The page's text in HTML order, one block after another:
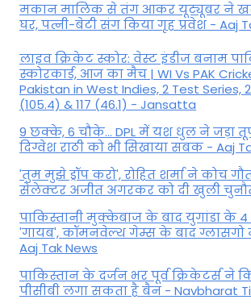
मकान मालिक से तंग आकर यूट्यूबर ने
घर, पत्नी-बेटी संग किया गृह प्रवेश - Aaj
लाइव क्रिकेट स्कोर: वेस्ट इंडीज बनाम
स्कोरकार्ड, आज का मैच | WI Vs PAK
Pakistan in West Indies, 2 Test Series,
(105.4) & 117 (46.1) - Jansatta
9 छक्के, 6 चौके... DPL में यश धुल ने जड़ा
द‍िग्वेश राठी को भी स‍िखाया सबक - Aaj
'तुम मुझे ड्रॉप करो', रोहित शर्मा ने कोच
सेलेक्टर अजीत अगरकर को दी खुली
पाकिस्तानी मुक्केबाज के बाद युगांडा के 4
'गायब', कॉमनवेल्थ गेम्स के बाद
Aaj Tak News
पाकिस्तान के दर्जन भर पूर्व क्रिकेटर्स ने
पीसीबी लगा सकता है बैन - Navbharat